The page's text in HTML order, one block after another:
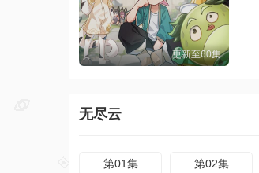
更新至60集